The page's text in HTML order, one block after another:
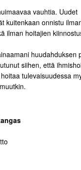
vauhtia. Uudet
kuitenkaan onnistu
ilman hoitajien
huudahduksen
siihen, että
tulevaisuudessa